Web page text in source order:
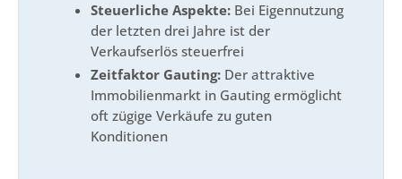
Steuerliche Aspekte: Bei Eigennutzung
der letzten drei Jahre ist der
Verkaufserlös steuerfrei
Zeitfaktor Gauting: Der attraktive
Immobilienmarkt in Gauting ermöglicht
oft zügige Verkäufe zu guten
Konditionen